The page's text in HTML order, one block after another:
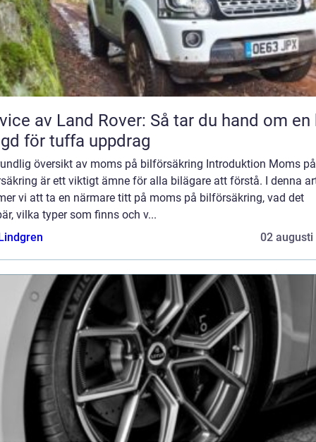
av Land Rover: Så tar du hand om en
för tuffa uppdrag
översikt av moms på bilförsäkring Introduktion Moms på
är ett viktigt ämne för alla bilägare att förstå. I denna
vi att ta en närmare titt på moms på bilförsäkring, vad det
vilka typer som finns och v...
02 augusti